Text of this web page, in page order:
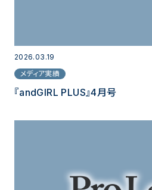
2026.03.19
メディア実績
『andGIRL PLUS』4月号